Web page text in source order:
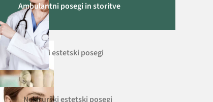
Ambulantni posegi in storitve
Kirurški estetski posegi
Nekirurški estetski posegi